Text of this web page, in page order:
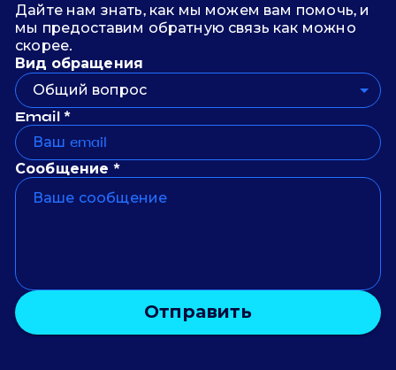
Дайте нам знать, как мы можем вам помочь, и
мы предоставим обратную связь как можно
скорее.
Вид обращения
Общий вопрос
Email *
Сообщение *
Отправить